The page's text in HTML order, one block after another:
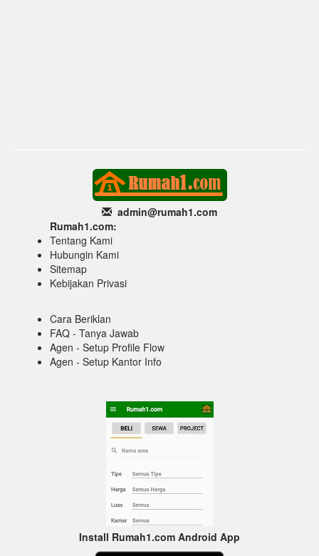
admin@rumah1.com
Rumah1.com:
Tentang Kami
Hubungin Kami
Sitemap
Kebijakan Privasi
Cara Beriklan
FAQ - Tanya Jawab
Agen - Setup Profile Flow
Agen - Setup Kantor Info
Install Rumah1.com Android App